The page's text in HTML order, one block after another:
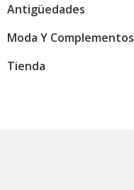
Antigüedades
Moda Y Complementos
Tienda